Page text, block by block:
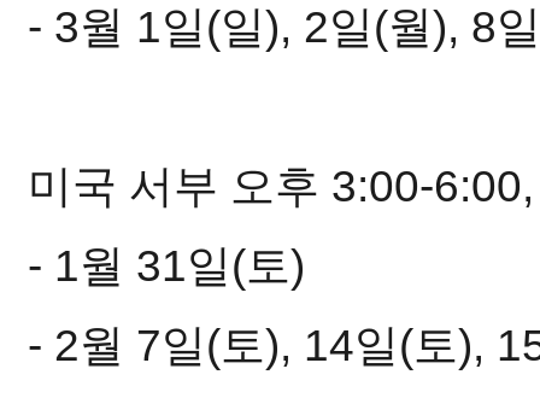
- 3월 1일(일), 2일(월), 8
미국 서부 오후 3:00-
- 1월 31일(토)
- 2월 7일(토), 14일(토),